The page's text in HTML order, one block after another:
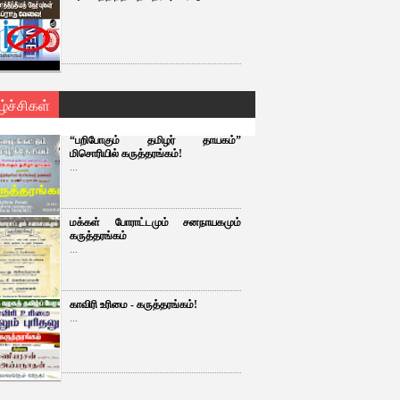
“பறிபோகும் தமிழர் தாயகம்”
மிசொரியில் கருத்தரங்கம்!
...
மக்கள் போராட்டமும் சனநாயகமும்
கருத்தரங்கம்
...
காவிரி உரிமை - கருத்தரங்கம்!
...